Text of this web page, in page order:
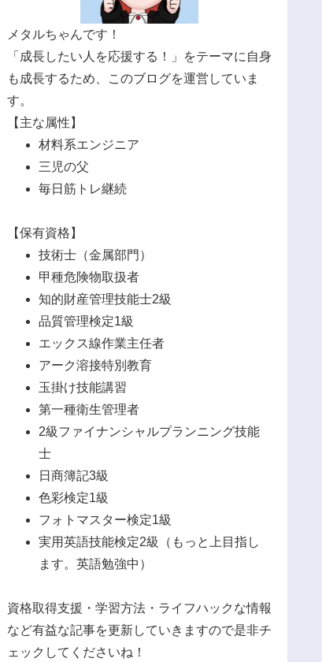
メタルちゃんです！
「成長したい人を応援する！」をテーマに自身
も成長するため、このブログを運営していま
す。
【主な属性】
材料系エンジニア
三児の父
毎日筋トレ継続
【保有資格】
技術士（金属部門）
甲種危険物取扱者
知的財産管理技能士2級
品質管理検定1級
エックス線作業主任者
アーク溶接特別教育
玉掛け技能講習
第一種衛生管理者
2級ファイナンシャルプランニング技能
士
日商簿記3級
色彩検定1級
フォトマスター検定1級
実用英語技能検定2級（もっと上目指し
ます。英語勉強中）
資格取得支援・学習方法・ライフハックな情報
など有益な記事を更新していきますので是非チ
ェックしてくださいね！